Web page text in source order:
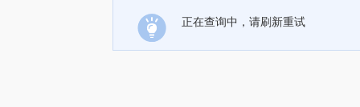
正在查询中，请刷新重试